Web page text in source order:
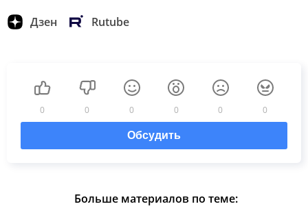
Дзен Rutube
0 0 0 0 0 0
Обсудить
Больше материалов по теме: